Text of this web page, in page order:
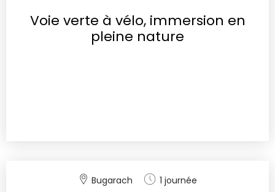
Voie verte à vélo, immersion en
pleine nature
Bugarach 1 journée